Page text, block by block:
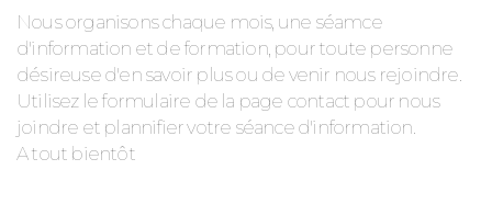
Nous organisons chaque mois, une séamce
d'information et de formation, pour toute personne
désireuse d'en savoir plus ou de venir nous rejoindre.
Utilisez le formulaire de la page contact pour nous
joindre et plannifier votre séance d'information.
A tout bientôt